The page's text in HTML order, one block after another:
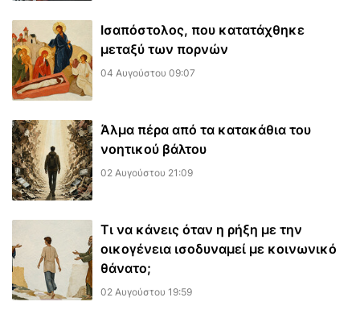
Ισαπόστολος, που κατατάχθηκε
μεταξύ των πορνών
04 Αυγούστου 09:07
​Άλμα πέρα από τα κατακάθια του
νοητικού βάλτου
02 Αυγούστου 21:09
Τι να κάνεις όταν η ρήξη με την
οικογένεια ισοδυναμεί με κοινωνικό
θάνατο;
02 Αυγούστου 19:59